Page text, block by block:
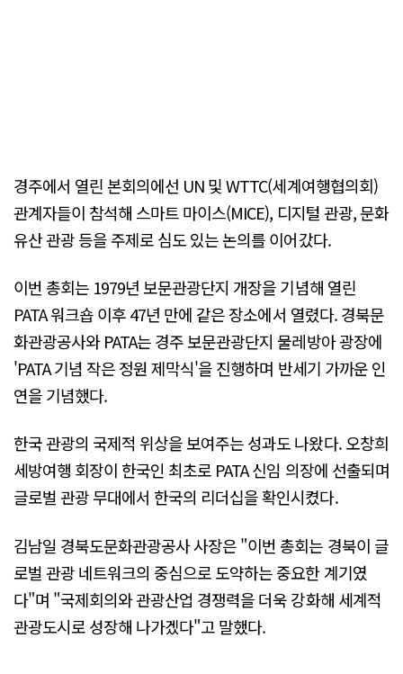
경주에서 열린 본회의에선 UN 및 WTTC(세계여행협의회)
관계자들이 참석해 스마트 마이스(MICE), 디지털 관광, 문화
유산 관광 등을 주제로 심도 있는 논의를 이어갔다.
이번 총회는 1979년 보문관광단지 개장을 기념해 열린
PATA 워크숍 이후 47년 만에 같은 장소에서 열렸다. 경북문
화관광공사와 PATA는 경주 보문관광단지 물레방아 광장에
'PATA 기념 작은 정원 제막식'을 진행하며 반세기 가까운 인
연을 기념했다.
한국 관광의 국제적 위상을 보여주는 성과도 나왔다. 오창희
세방여행 회장이 한국인 최초로 PATA 신임 의장에 선출되며
글로벌 관광 무대에서 한국의 리더십을 확인시켰다.
김남일 경북도문화관광공사 사장은 "이번 총회는 경북이 글
로벌 관광 네트워크의 중심으로 도약하는 중요한 계기였
다"며 "국제회의와 관광산업 경쟁력을 더욱 강화해 세계적
관광도시로 성장해 나가겠다"고 말했다.